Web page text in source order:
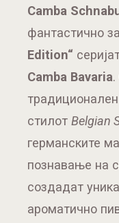
Camba
фантастично
Edition“
Camba Bavaria
традиционален
стилот Belgian
германските
познавање на
создадат
ароматично